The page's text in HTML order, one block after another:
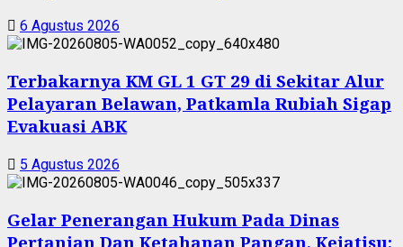
6 Agustus 2026
Terbakarnya KM GL 1 GT 29 di Sekitar Alur
Pelayaran Belawan, Patkamla Rubiah Sigap
Evakuasi ABK
5 Agustus 2026
Gelar Penerangan Hukum Pada Dinas
Pertanian Dan Ketahanan Pangan, Kejatisu: